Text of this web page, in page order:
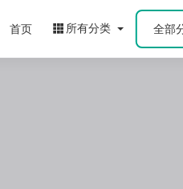
首页 所有分类 全部